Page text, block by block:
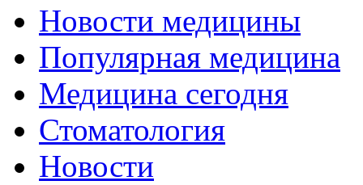
Новости медицины
Популярная медицина
Медицина сегодня
Стоматология
Новости